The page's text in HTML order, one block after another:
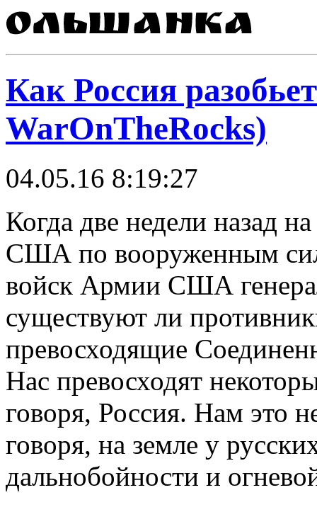
Как Россия
WarOnTheRocks)
04.05.16 8:19:27
Когда две недели назад
США по вооруженным
войск Армии США
существуют ли
превосходящие
Нас превосходят
говоря, Россия. Нам это
говоря, на земле у
дальнобойности и